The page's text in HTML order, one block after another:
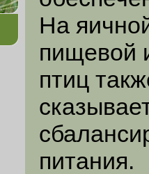
На
пищевой
птиц
питания.